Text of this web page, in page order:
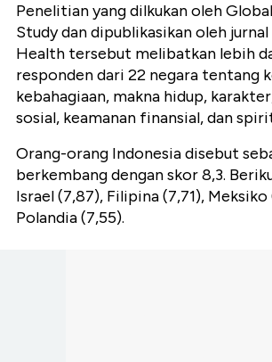
Penelitian yang dilkukan oleh
Study dan dipublikasikan oleh
Health tersebut melibatkan lebih
responden dari 22 negara tentang
kebahagiaan, makna hidup,
sosial, keamanan finansial, dan
Orang-orang Indonesia disebut
berkembang dengan skor 8,3.
Israel (7,87), Filipina (7,71),
Polandia (7,55).